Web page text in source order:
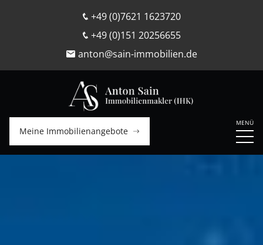
+49 (0)7621 1623720
+49 (0)151 20256655
anton@sain-immobilien.de
Meine Immobilienangebote